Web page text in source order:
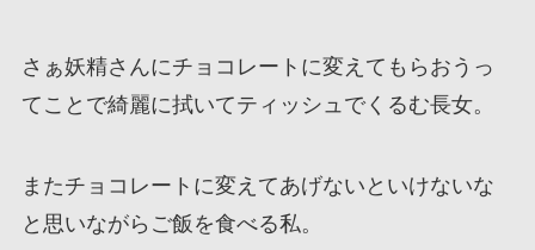
さぁ妖精さんにチョコレートに変えてもらおうっ
てことで綺麗に拭いてティッシュでくるむ長女。
またチョコレートに変えてあげないといけないな
と思いながらご飯を食べる私。